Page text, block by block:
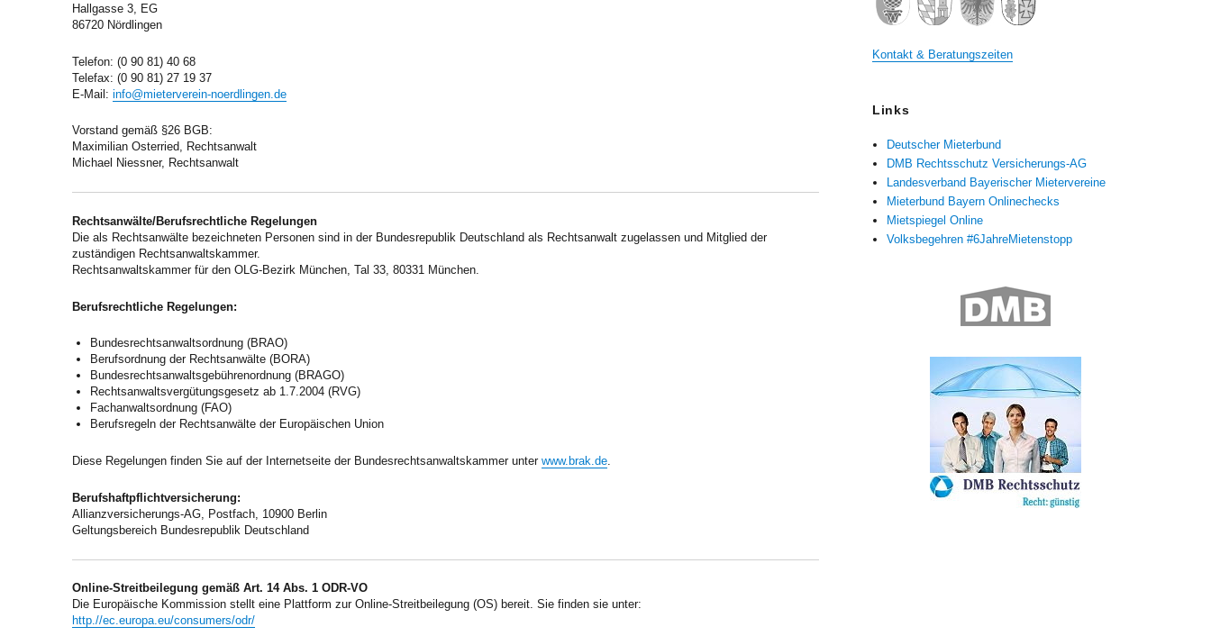
Hallgasse 3, EG
86720 Nördlingen
Telefon: (0 90 81) 40 68
Telefax: (0 90 81) 27 19 37
E-Mail:info@mieterverein-noerdlingen.de
Vorstand gemäß §26 BGB:
Maximilian Osterried, Rechtsanwalt
Michael Niessner, Rechtsanwalt
Rechtsanwälte/Berufsrechtliche Regelungen
Die als Rechtsanwälte bezeichneten Personen sind in der Bundesrepublik Deutschland als Rechtsanwalt zugelassen und Mitglied der
zuständigen Rechtsanwaltskammer.
Rechtsanwaltskammer für den OLG-Bezirk München, Tal 33, 80331 München.
Berufsrechtliche Regelungen:
Bundesrechtsanwaltsordnung (BRAO)
Berufsordnung der Rechtsanwälte (BORA)
Bundesrechtsanwaltsgebührenordnung (BRAGO)
Rechtsanwaltsvergütungsgesetz ab 1.7.2004 (RVG)
Fachanwaltsordnung (FAO)
Berufsregeln der Rechtsanwälte der Europäischen Union
Diese Regelungen finden Sie auf der Internetseite der Bundesrechtsanwaltskammer unterwww.brak.de.
Berufshaftpflichtversicherung:
Allianzversicherungs-AG, Postfach, 10900 Berlin
Geltungsbereich Bundesrepublik Deutschland
Online-Streitbeilegung gemäß Art. 14 Abs. 1 ODR-VO
Die Europäische Kommission stellt eine Plattform zur Online-Streitbeilegung (OS) bereit. Sie finden sie unter:
http.//ec.europa.eu/consumers/odr/
Kontakt & Beratungszeiten
Links
Deutscher Mieterbund
DMB Rechtsschutz Versicherungs-AG
Landesverband Bayerischer Mietervereine
Mieterbund Bayern Onlinechecks
Mietspiegel Online
Volksbegehren #6JahreMietenstopp